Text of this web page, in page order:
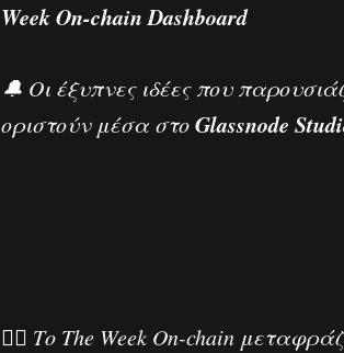
Week On-chain Dashboard
🔔 Οι έξυπνες ιδέες που
οριστούν μέσα στοGlassnode
🏴‍☠️ Το The Week On-chain